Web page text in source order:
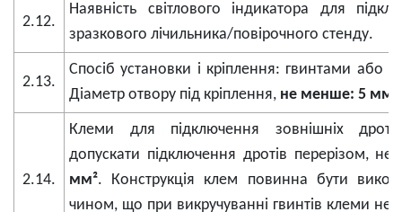
2.12.
Наявність світлового індикатора для
зразкового лічильника/повірочного стенду.
2.13.
Спосіб установки і кріплення: гвинтами або
Діаметр отвору під кріплення, не менше: 5 мм.
2.14.
Клеми для підключення зовнішніх
допускати підключення дротів перерізом,
мм². Конструкція клем повинна бути
чином, що при викручуванні гвинтів клеми не